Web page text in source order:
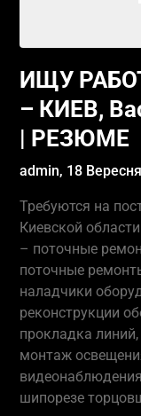
ИЩУ
– КИЕВ,
| РЕЗЮМЕ
admin, 18
Требуются на
Киевской
– поточные
поточные
наладчики
реконструкции
прокладка
монтаж
шипорезе